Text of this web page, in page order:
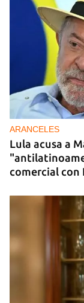
DONACIONES
China
para zonas
ARANCELES
Lula acusa a
comercial con